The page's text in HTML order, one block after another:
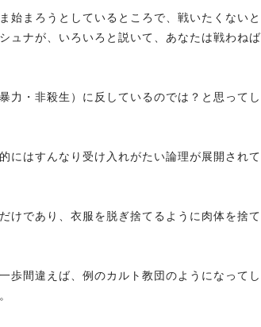
始まろうとしているところで、戦いたくないと
ュナが、いろいろと説いて、あなたは戦わねば
力・非殺生）に反しているのでは？と思ってし
にはすんなり受け入れがたい論理が展開されて
けであり、衣服を脱ぎ捨てるように肉体を捨て
歩間違えば、例のカルト教団のようになってし